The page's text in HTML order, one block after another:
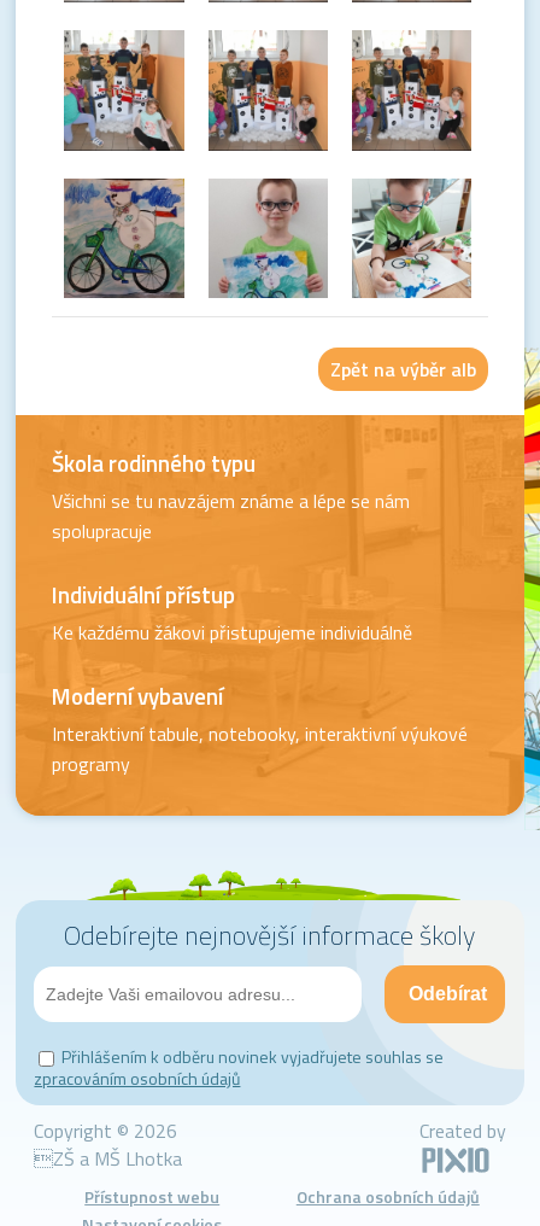
Zpět na výběr alb
Škola rodinného typu
Všichni se tu navzájem známe a lépe se nám
spolupracuje
Individuální přístup
Ke každému žákovi přistupujeme individuálně
Moderní vybavení
Interaktivní tabule, notebooky, interaktivní výukové
programy
Odebírejte nejnovější informace školy
Přihlášením k odběru novinek vyjadřujete souhlas se
zpracováním osobních údajů
Copyright © 2026
ZŠ a MŠ Lhotka
Created by
Přístupnost webu
Ochrana osobních údajů